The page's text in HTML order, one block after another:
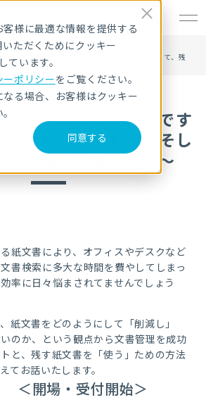
様に最適な情報を提供する
ただくためにクッキー
ています。
ーポリシーをご覧ください。
る場合、お客様はクッキー
同意する
ー・イベント
良いですか？～削減するもの、残すもの そして、残
文書そのままで良いです
るもの、残すもの そし
のの使い方を考える～
紙文書により、オフィスやデスクなど
書検索に多大な時間を費やしてしまっ
率に日々悩まされてませんでしょう
紙文書をどのようにして「削減し」
いのか、という観点から文書管理を成功
と、残す紙文書を「使う」ための方法
てお話いたします。
・受付開始＞